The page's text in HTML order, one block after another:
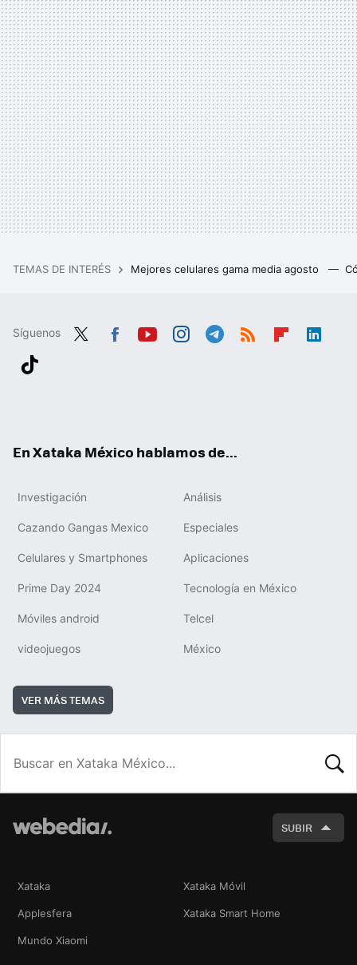
TEMAS DE INTERÉS Mejores celulares gama media agosto
Síguenos
En Xataka México hablamos de...
Investigación Análisis
Cazando Gangas Mexico Especiales
Celulares y Smartphones Aplicaciones
Prime Day 2024 Tecnología en México
Móviles android Telcel
videojuegos México
VER MÁS TEMAS
SUBIR
Xataka Xataka Móvil
Applesfera Xataka Smart Home
Mundo Xiaomi